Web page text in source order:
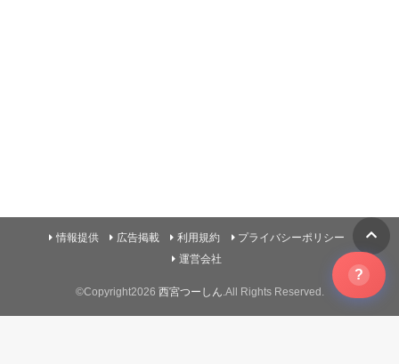
情報提供 広告掲載 利用規約
プライバシーポリシー
運営会社
©Copyright2026 西宮つーしん .All Rights Reserved.
?